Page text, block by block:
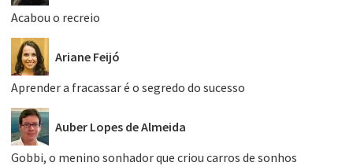
Acabou o recreio
Ariane Feijó
Aprender a fracassar é o segredo do sucesso
Auber Lopes de Almeida
Gobbi, o menino sonhador que criou carros de sonhos